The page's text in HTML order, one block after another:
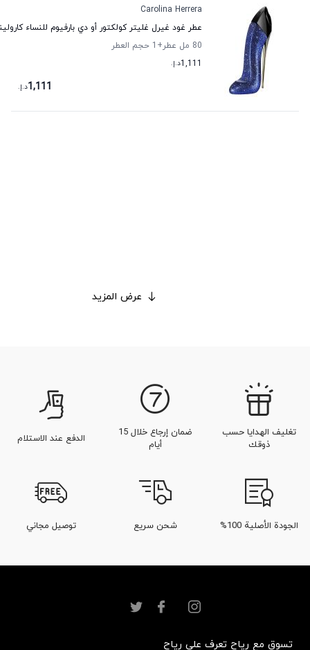
Carolina Herrera
عطر غود غيرل غليتر كولكتور أو دي بارفيوم للنساء
80 مل عطر
+1
حجم العطر
1,111د.إ.
1,111د.إ.
عرض المزيد
تغليف الهدايا حسب
ذوقك
ضمان إرجاع خلال 15
أيام
الدفع عند الاستلام
الجودة الأصلية 100% شحن سريع توصيل مجاني
تسوق مع رياح تعرف على رياح